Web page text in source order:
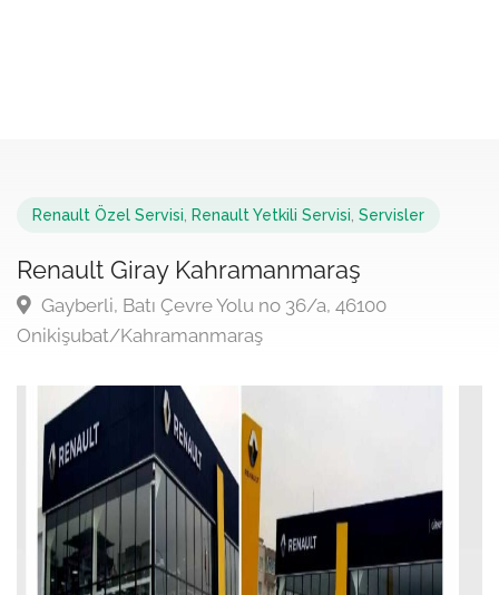
Renault Özel Servisi Renault Yetkili Servisi Servisler
Renault Giray Kahramanmaraş
Gayberli, Batı Çevre Yolu no 36/a, 46100
Onikişubat/Kahramanmaraş